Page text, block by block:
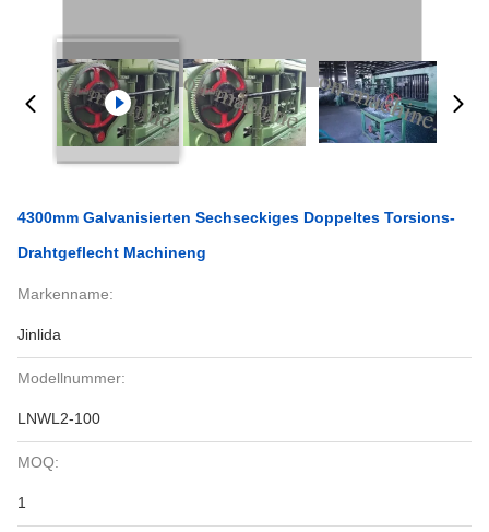
4300mm Galvanisierten Sechseckiges Doppeltes Torsions-
Drahtgeflecht Machineng
Markenname:
Jinlida
Modellnummer:
LNWL2-100
MOQ:
1